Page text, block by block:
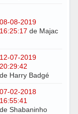
08-08-2019
16:25:17 de Majac
12-07-2019
20:29:42
de Harry Badgé
07-02-2018
16:55:41
de Shabaninho